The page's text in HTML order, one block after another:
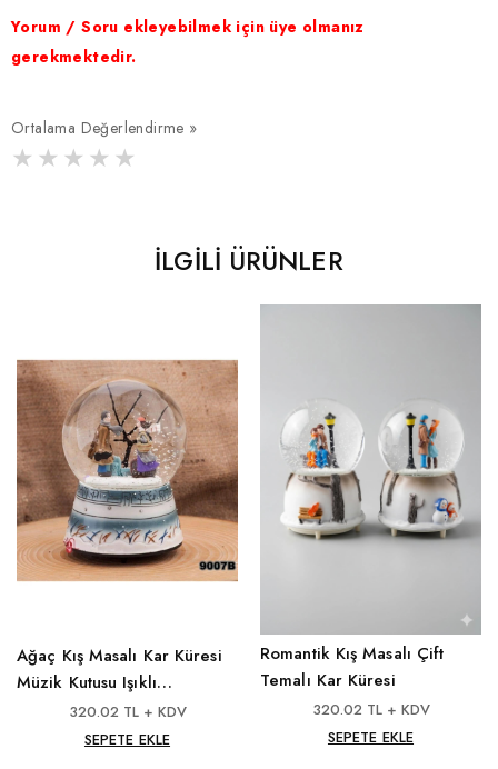
Yorum / Soru ekleyebilmek için üye olmanız
gerekmektedir.
Ortalama Değerlendirme »
İLGILI ÜRÜNLER
Ağaç Kış Masalı Kar Küresi
Müzik Kutusu Işıklı
Püskürtmeli320.02 TL + KDV
SEPETE EKLE
Romantik Kış Masalı Çift
Temalı Kar Küresi
320.02 TL + KDV
SEPETE EKLE